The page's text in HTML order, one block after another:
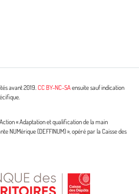
avant 2019.CC BY-NC-SAensuite sauf indication
« Adaptation et qualification de la main
NUMérique (DEFFINUM) », opéré par la Caisse des